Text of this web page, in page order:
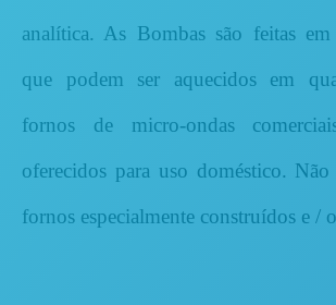
analítica. As Bombas são feitas
que podem ser aquecidos em
fornos de micro-ondas
oferecidos para uso doméstico. Não
fornos especialmente construídos e /